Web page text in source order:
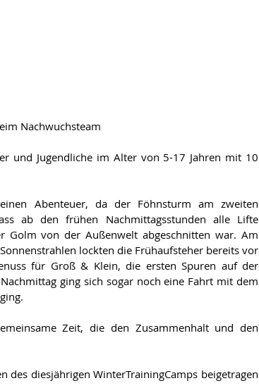
Nachwuchsteam
und Jugendliche im Alter von 5-17 Jahren mit 10
Abenteuer, da der Föhnsturm am zweiten
ab den frühen Nachmittagsstunden alle Lifte
Golm von der Außenwelt abgeschnitten war. Am
lockten die Frühaufsteher bereits vor
für Groß & Klein, die ersten Spuren auf der
ging sich sogar noch eine Fahrt mit dem
Zeit, die den Zusammenhalt und den
des diesjährigen WinterTrainingCamps beigetragen